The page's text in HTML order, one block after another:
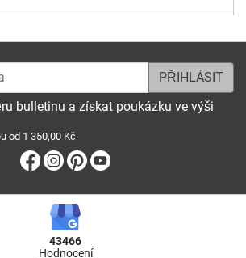
bulletinu a získat poukázku ve výši
od 1 350,00 Kč
Facebook
Instagram
Pinterest
43466
Hodnocení